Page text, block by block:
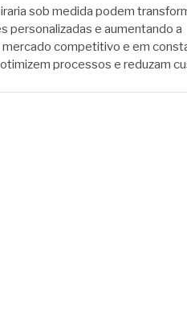
sob medida podem
personalizadas e aumentando a
competitivo e em
processos e reduzam